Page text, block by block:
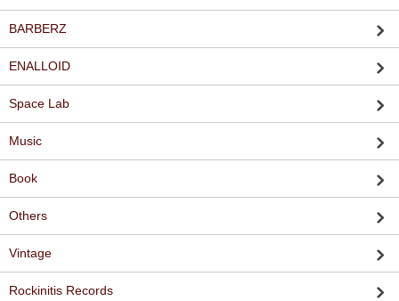
BARBERZ
ENALLOID
Space Lab
Music
Book
Others
Vintage
Rockinitis Records